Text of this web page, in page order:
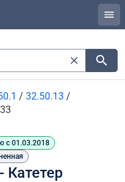
/ 32.50.13 /
с 01.03.2018
Катетер